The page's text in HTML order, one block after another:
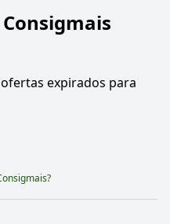
Consigmais
expirados para
?